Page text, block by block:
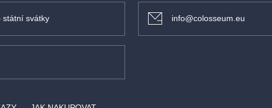
státní svátky info@colosseum.eu